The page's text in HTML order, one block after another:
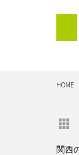
HOME
関西